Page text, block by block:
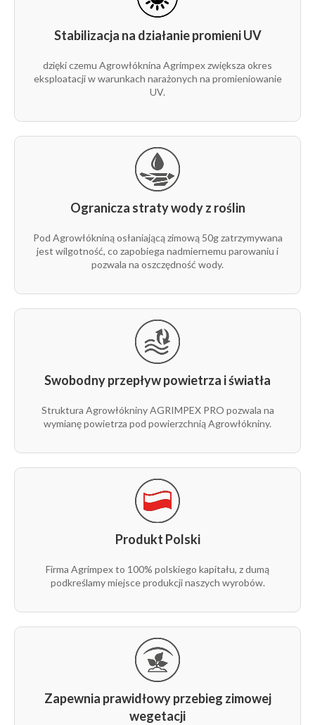
Stabilizacja na działanie promieni UV
dzięki czemu Agrowłóknina Agrimpex zwiększa okres
eksploatacji w warunkach narażonych na promieniowanie
UV.
Ogranicza straty wody z roślin
Pod Agrowłókniną osłaniającą zimową 50g zatrzymywana
jest wilgotność, co zapobiega nadmiernemu parowaniu i
pozwala na oszczędność wody.
Swobodny przepływ powietrza i światła
Struktura Agrowłókniny AGRIMPEX PRO pozwala na
wymianę powietrza pod powierzchnią Agrowłókniny.
Produkt Polski
Firma Agrimpex to 100% polskiego kapitału, z dumą
podkreślamy miejsce produkcji naszych wyrobów.
Zapewnia prawidłowy przebieg zimowej
wegetacji